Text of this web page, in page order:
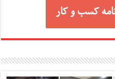
کسب و کار